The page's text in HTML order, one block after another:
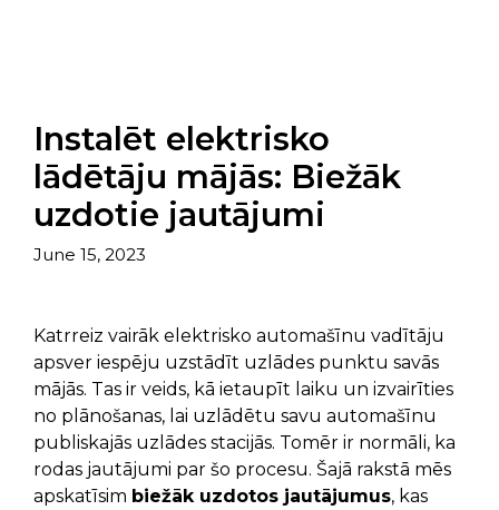
Instalēt elektrisko
lādētāju mājās: Biežāk
uzdotie jautājumi
June 15, 2023
Katrreiz vairāk elektrisko automašīnu vadītāju
apsver iespēju uzstādīt uzlādes punktu savās
mājās. Tas ir veids, kā ietaupīt laiku un izvairīties
no plānošanas, lai uzlādētu savu automašīnu
publiskajās uzlādes stacijās. Tomēr ir normāli, ka
rodas jautājumi par šo procesu. Šajā rakstā mēs
apskatīsim biežāk uzdotos jautājumus, kas